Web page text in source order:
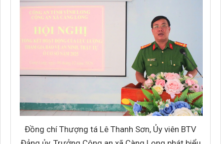
Đồng chí Thượng tá Lê Thanh Sơn, Ủy viên BTV